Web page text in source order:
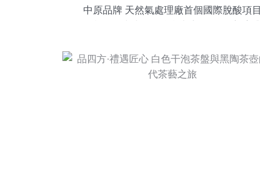
中原品牌 天然氣處理廠首個國際脫酸項目